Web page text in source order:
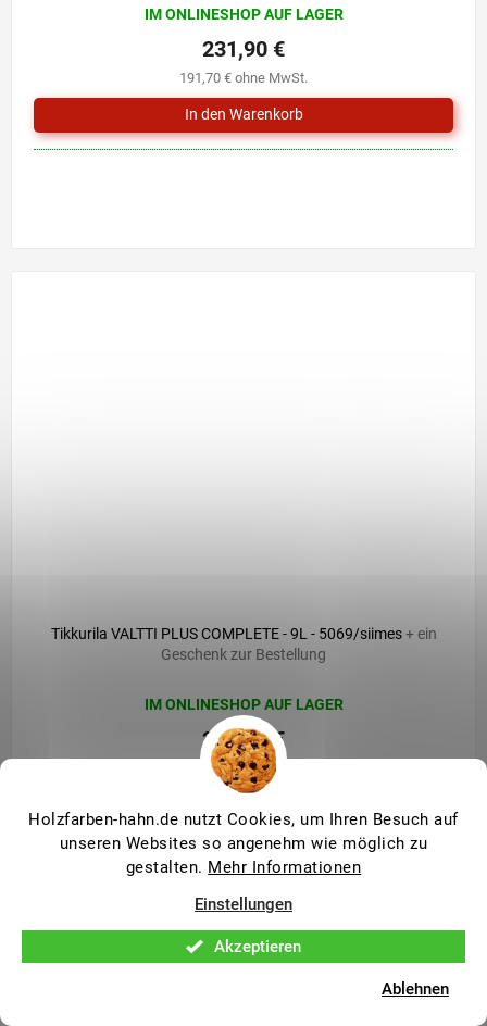
Holzfarben-hahn.de nutzt Cookies, um Ihren Besuch auf
unseren Websites so angenehm wie möglich zu
gestalten. Mehr Informationen
Einstellungen
Ablehnen
Akzeptieren
IM ONLINESHOP AUF LAGER
191,70 € ohne MwSt.
231,90 €
Tikkurila VALTTI PLUS COMPLETE - 9L - 5069/siimes+ ein
Geschenk zur Bestellung
IM ONLINESHOP AUF LAGER
187,50 € ohne MwSt.
226,90 €